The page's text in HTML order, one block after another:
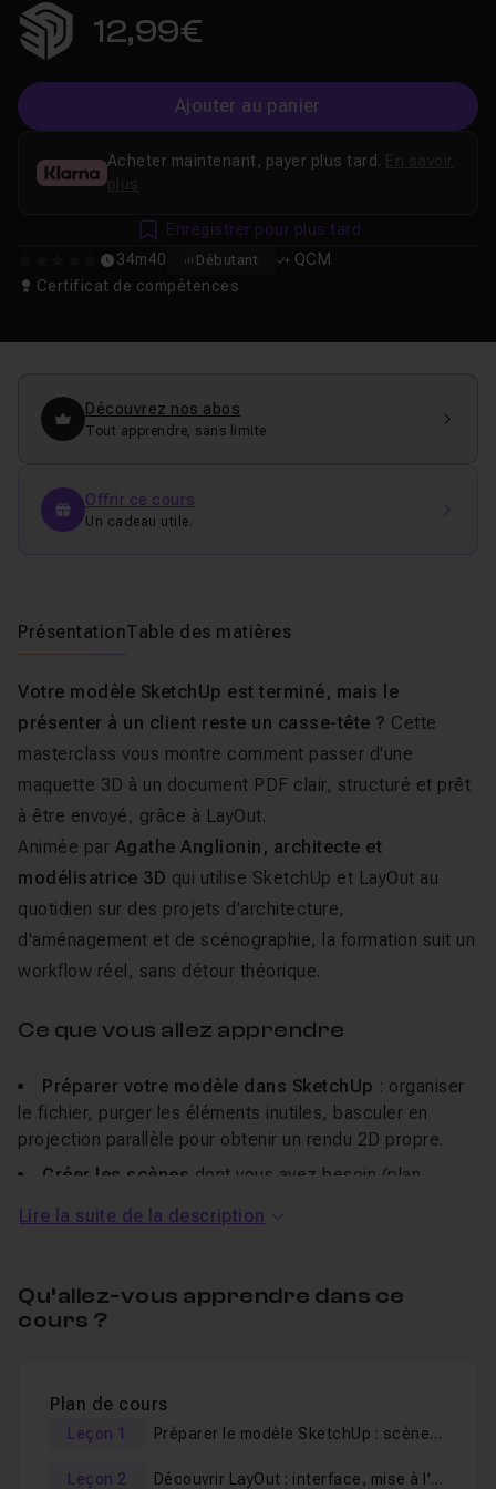
12,99€
Ajouter au panier
34m40 Débutant
QCM
Certificat de compétences
Acheter maintenant, payer plus tard.
plus
Enregistrer pour plus tard
Découvrez nos abos
Tout apprendre, sans limite
Offrir ce cours
Un cadeau utile.
PrésentationTable des matières
Votre modèle SketchUp est terminé, mais le
présenter à un client reste un casse-tête ? Cette
masterclass vous montre comment passer d'une
maquette 3D à un document PDF clair, structuré et prêt
à être envoyé, grâce à LayOut.
Animée par Agathe Anglionin, architecte et
modélisatrice 3D qui utilise SketchUp et LayOut au
quotidien sur des projets d'architecture,
d'aménagement et de scénographie, la formation suit un
workflow réel, sans détour théorique.
Ce que vous allez apprendre
Préparer votre modèle dans SketchUp : organiser
le fichier, purger les éléments inutiles, basculer en
projection parallèle pour obtenir un rendu 2D propre.
Créer les scènes dont vous avez besoin (plan,
LayOut.
document à partir d'un format A3 paysage professionnel.
Sortir vos plans à l'échelle
insertions automatiques (date de modification mise à
jour toute seule).
Ajouter cotations, textes et éléments de la
Lire la suite de la description
Qu’allez-vous apprendre dans ce
cours ?
Plan de cours
Leçon 1 Préparer le modèle SketchUp : scènes, plan, coupe et perspective
Leçon 2 Découvrir LayOut : interface, mise à l'échelle et cartouche